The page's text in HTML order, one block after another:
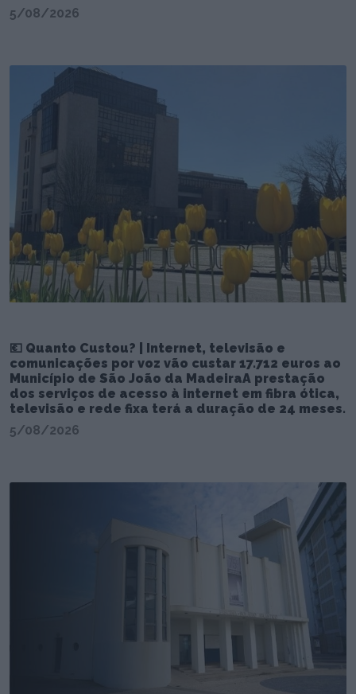
5/08/2026
💶 Quanto Custou? | Internet, televisão e
comunicações por voz vão custar 17.712 euros ao
Município de São João da MadeiraA prestação
dos serviços de acesso à internet em fibra ótica,
televisão e rede fixa terá a duração de 24 meses.
5/08/2026